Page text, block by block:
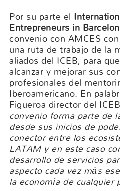
Por su parte el
Entrepreneurs in
convenio con AMCES
una ruta de trabajo de la
aliados del ICEB, para
alcanzar y mejorar sus
profesionales del
Iberoamericano. En
Figueroa director del
convenio forma parte de
desde sus inicios de
conector entre los
LATAM y en este caso
desarrollo de servicios
aspecto cada vez más
la economía de cualquier